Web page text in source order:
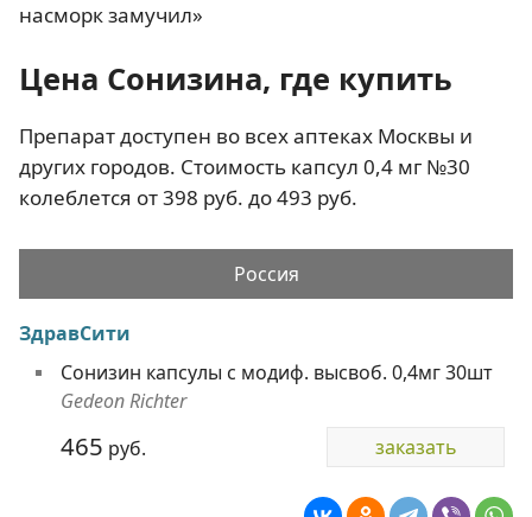
насморк замучил»
Цена Сонизина, где купить
Препарат доступен во всех аптеках Москвы и
других городов. Стоимость капсул 0,4 мг №30
колеблется от 398 руб. до 493 руб.
Россия
ЗдравСити
Сонизин капсулы с модиф. высвоб. 0,4мг 30шт
Gedeon Richter
465 руб. заказать